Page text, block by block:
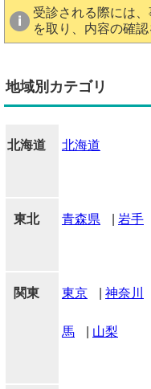
受診される際には
を取り、内容の確認
地域別カテゴリ
北海道 北海道
東北 青森県 岩手
関東 東京 神奈川
馬 山梨